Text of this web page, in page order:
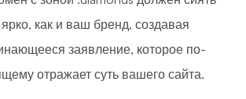
как и ваш бренд, создавая
заявление, которое по-
отражает суть вашего сайта.